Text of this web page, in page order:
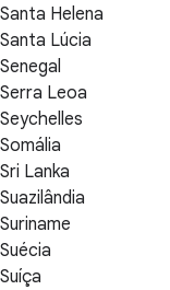
Santa Helena
Santa Lúcia
Senegal
Serra Leoa
Seychelles
Somália
Sri Lanka
Suazilândia
Suriname
Suécia
Suíça